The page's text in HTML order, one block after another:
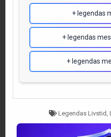
+ legendas
+ legendas
+ legendas
Tagged
Legendas Livstid